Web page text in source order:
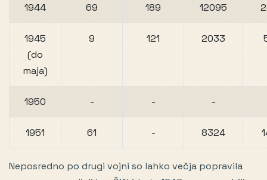
1944 69 189 12095
1945
(do
maja)
9 121 2033
1950 - - -
1951 61 - 8324
Neposredno po drugi vojni so lahko večja popravila